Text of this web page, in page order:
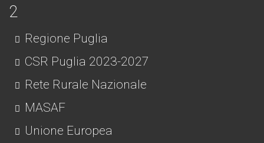
Regione Puglia
CSR Puglia 2023-2027
Rete Rurale Nazionale
MASAF
Unione Europea